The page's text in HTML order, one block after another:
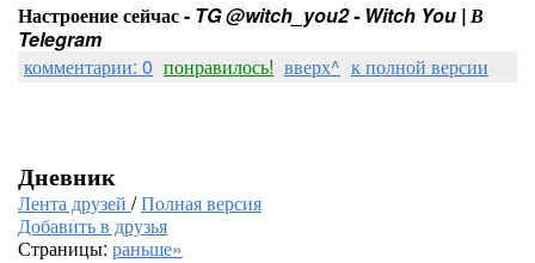
Настроение сейчас - TG @witch_you2 - Witch You | В
Telegram
комментарии: 0 понравилось! вверх^ к полной версии
Дневник
Лента друзей /Полная версия
Добавить в друзья
Страницы: раньше»